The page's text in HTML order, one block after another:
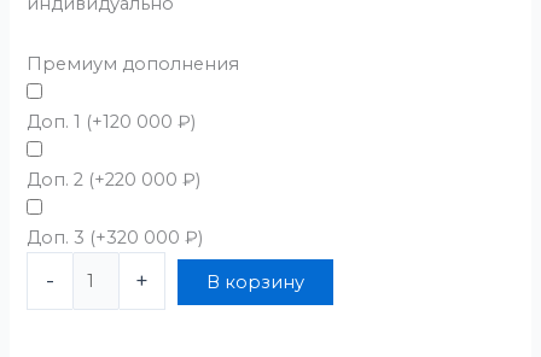
Премиум дополнения
Доп. 1 (+120 000₽)
Доп. 2 (+220 000₽)
Доп. 3 (+320 000₽)
- + В корзину